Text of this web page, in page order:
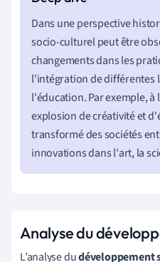
Dans une perspective
socio-culturel peut être
changements dans les
l'intégration de différentes
l'éducation. Par exemple, à
explosion de créativité et
transformé des sociétés
innovations dans l'art, la
Analyse du
L’analyse dudéveloppement